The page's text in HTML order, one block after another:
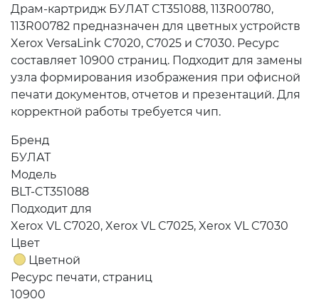
Драм-картридж БУЛАТ CT351088, 113R00780,
113R00782 предназначен для цветных устройств
Xerox VersaLink C7020, C7025 и C7030. Ресурс
составляет 10900 страниц. Подходит для замены
узла формирования изображения при офисной
печати документов, отчетов и презентаций. Для
корректной работы требуется чип.
Бренд
БУЛАТ
Модель
BLT-CT351088
Подходит для
Xerox VL C7020, Xerox VL C7025, Xerox VL C7030
Цвет
Цветной
Ресурс печати, страниц
10900